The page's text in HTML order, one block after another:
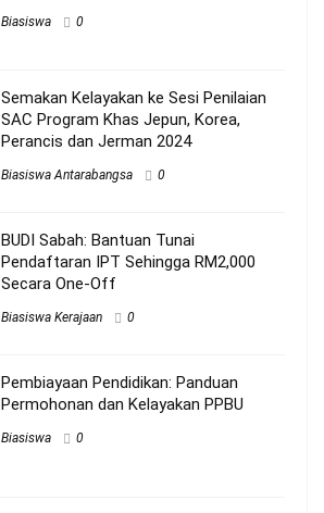
Biasiswa 0
Semakan Kelayakan ke Sesi Penilaian
SAC Program Khas Jepun, Korea,
Perancis dan Jerman 2024
Biasiswa Antarabangsa 0
BUDI Sabah: Bantuan Tunai
Pendaftaran IPT Sehingga RM2,000
Secara One-Off
Biasiswa Kerajaan 0
Pembiayaan Pendidikan: Panduan
Permohonan dan Kelayakan PPBU
Biasiswa 0